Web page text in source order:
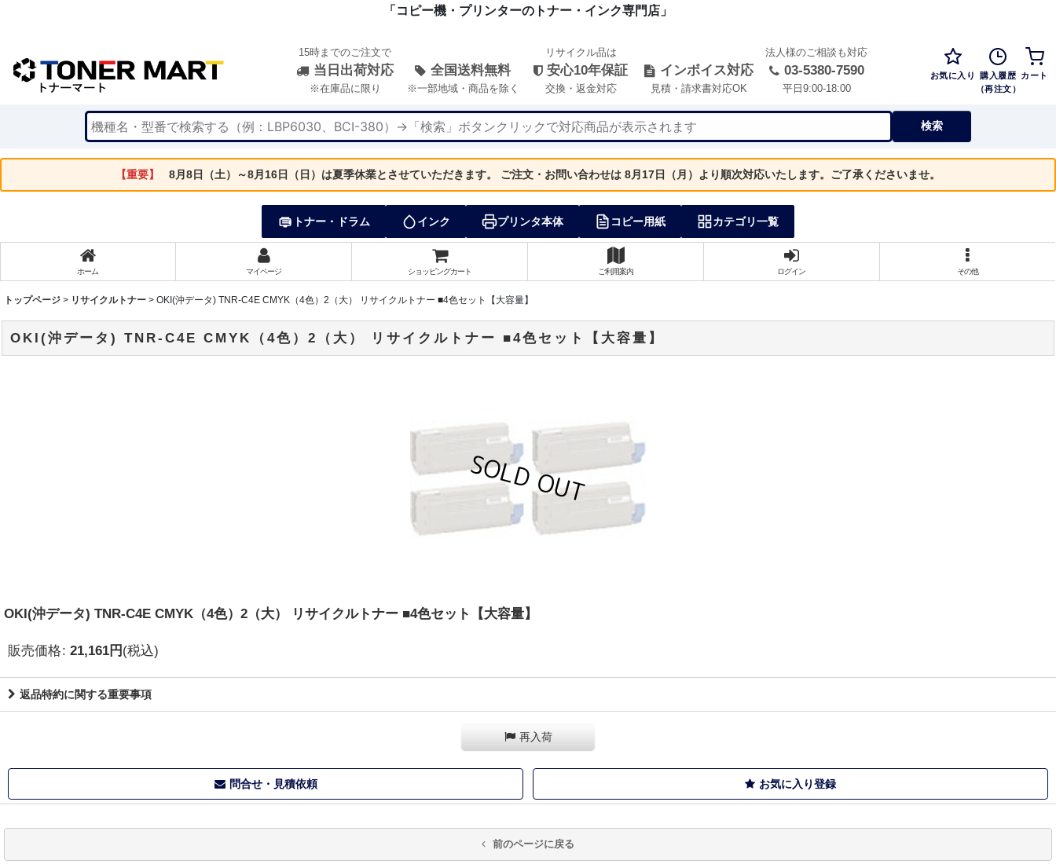
「コピー機・プリンターのトナー・インク専門店」
15時までのご注文で
当日出荷対応
※在庫品に限り
全国送料無料
※一部地域・商品を除く
リサイクル品は
安心10年保証
交換・返金対応
インボイス対応
見積・請求書対応OK
法人様のご相談も対応
03-5380-7590
平日9:00-18:00
お気に入り 購入履歴
（再注文）
カート
検索
【重要】 8月8日（土）～8月16日（日）は夏季休業とさせていただきます。 ご注文・お問い合わせは 8月17日（月）より順次対応いたします。ご了承くださいませ。
トナー・ドラム インク プリンタ本体 コピー用紙 カテゴリ一覧
ホーム マイページ ショッピングカート ご利用案内 ログイン その他
トップページ > リサイクルトナー > OKI(沖データ) TNR-C4E CMYK（4色）2（大） リサイクルトナー ■4色セット【大容量】
OKI(沖データ) TNR-C4E CMYK（4色）2（大） リサイクルトナー ■4色セット【大容量】
OKI(沖データ) TNR-C4E CMYK（4色）2（大） リサイクルトナー ■4色セット【大容量】
販売価格: 21,161円 (税込)
返品特約に関する重要事項
再入荷
問合せ・見積依頼 お気に入り登録
前のページに戻る